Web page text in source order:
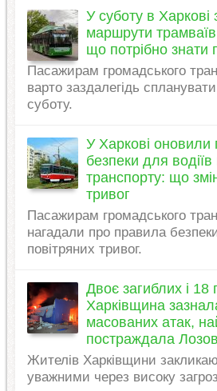
У суботу в Харкові
маршрути трамваїв
що потрібно знати
Пасажирам громадського
варто заздалегідь
суботу.
У Харкові оновили
безпеки для
транспорту: що
тривог
Пасажирам громадського
нагадали про правила
повітряних тривог.
Двоє загиблих і
Харківщина
масованих атак,
постраждала
Жителів Харківщини
уважними через високу